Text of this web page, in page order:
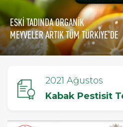
ESKİ TADINDA ORGANİK
MEYVELER ARTIK TÜM TÜRKİYE'DE
2021 Ağustos
Kabak Pestisit